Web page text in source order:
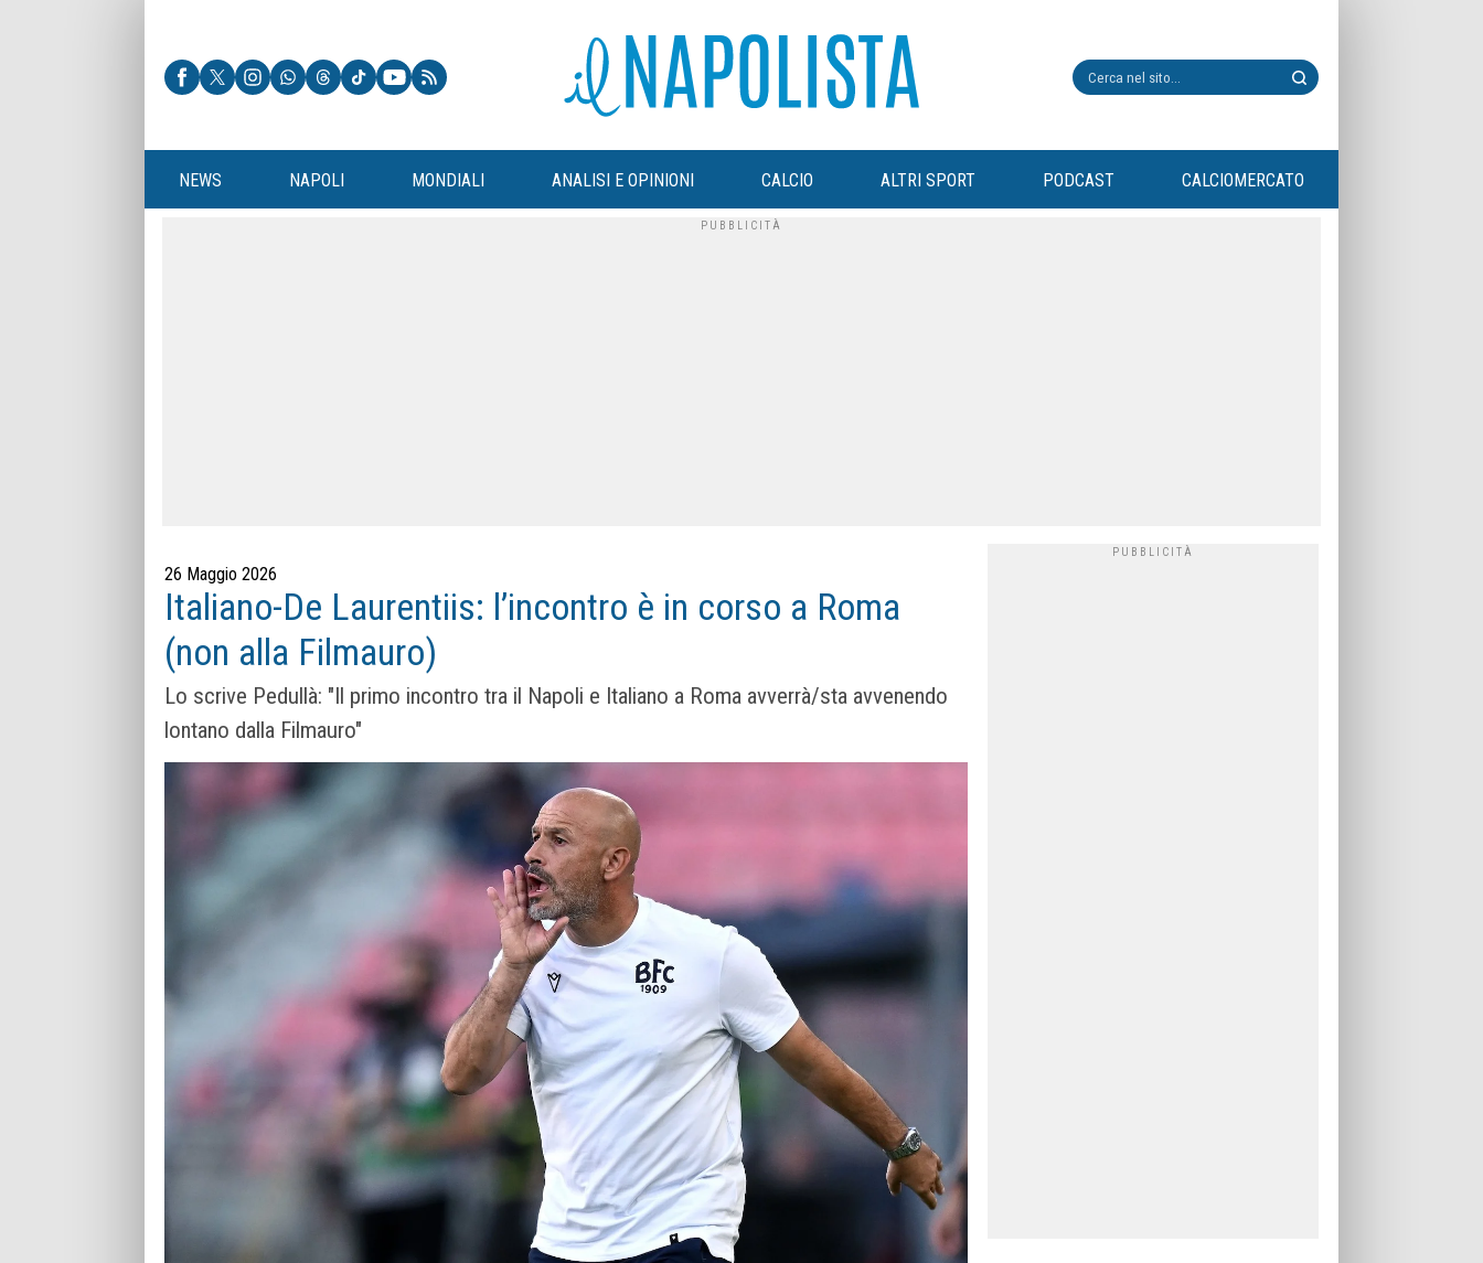
NEWS NAPOLI MONDIALI ANALISI E OPINIONI CALCIO ALTRI SPORT PODCAST CALCIOMERCATO
26 Maggio 2026
Italiano-De Laurentiis: l’incontro è in corso a Roma
(non alla Filmauro)
Lo scrive Pedullà: "Il primo incontro tra il Napoli e Italiano a Roma avverrà/sta avvenendo
lontano dalla Filmauro"